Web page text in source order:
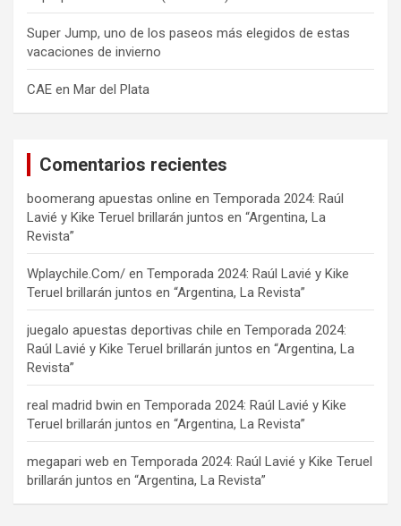
Super Jump, uno de los paseos más elegidos de estas
vacaciones de invierno
CAE en Mar del Plata
Comentarios recientes
boomerang apuestas online en Temporada 2024: Raúl
Lavié y Kike Teruel brillarán juntos en “Argentina, La
Revista”
Wplaychile.Com/ en Temporada 2024: Raúl Lavié y Kike
Teruel brillarán juntos en “Argentina, La Revista”
juegalo apuestas deportivas chile en Temporada 2024:
Raúl Lavié y Kike Teruel brillarán juntos en “Argentina, La
Revista”
real madrid bwin en Temporada 2024: Raúl Lavié y Kike
Teruel brillarán juntos en “Argentina, La Revista”
megapari web en Temporada 2024: Raúl Lavié y Kike Teruel
brillarán juntos en “Argentina, La Revista”